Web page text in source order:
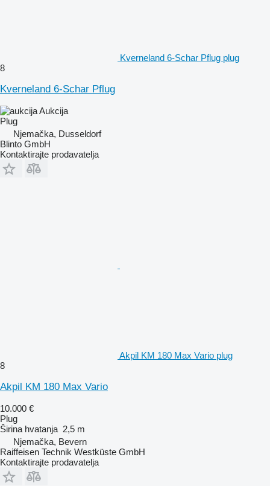
Kverneland 6-Schar Pflug plug
8
Kverneland 6-Schar Pflug
Aukcija
Plug
Njemačka, Dusseldorf
Blinto GmbH
Kontaktirajte prodavatelja
Akpil KM 180 Max Vario plug
8
Akpil KM 180 Max Vario
10.000 €
Plug
Širina hvatanja 2,5 m
Njemačka, Bevern
Raiffeisen Technik Westküste GmbH
Kontaktirajte prodavatelja